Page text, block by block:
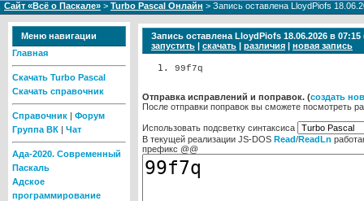
Сайт «Всё о Паскале» > Turbo Pascal Онлайн > Запись оставлена LloydPiofs
Меню навигации
Главная
Скачать Turbo Pascal
Скачать справочник
Справочник | Форум
Группа ВК | Чат
Ада-2020. Современный
Паскаль
Адское
программирование
Запись оставлена LloydPiofs 18.06.2026 в
запустить | скачать | различия | новая запись
99f7q
Отправка исправлений и поправок. (cоздать
После отправки поправок вы сможете посмотреть
Использовать подсветку синтаксиса
В текущей реализации JS-DOS Read/ReadLn
префикс @@